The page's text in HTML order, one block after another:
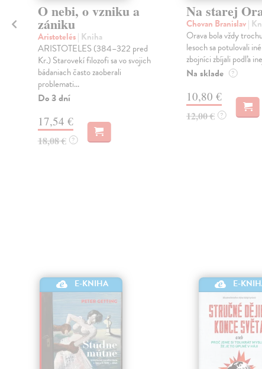
O nebi, o vzniku a
zániku
Aristotelés| Kniha
ARISTOTELES (384–322 pred
Kr.) Starovekí filozofi sa vo svojich
bádaniach často zaoberali
problemati...
Do 3 dní
17,54 €
18,08 € ?
Na starej
Chovan Branislav|
Orava bola vždy
lesoch sa potulovali
zbojníci zbíjali podľa
Na sklade ?
10,80 €
12,00 € ?
E-KNIHA E-